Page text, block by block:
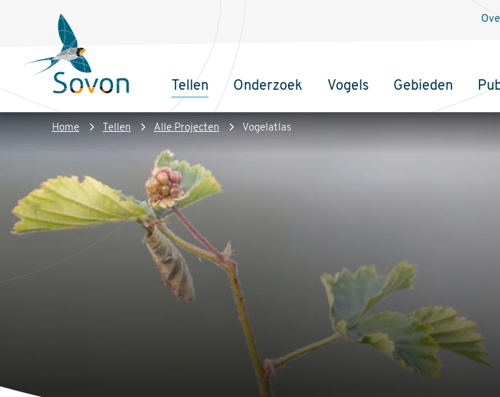
inhoud
Sovon
Homepage
Hoofdnavigatie
Tellen Onderzoek Vogels Gebieden
Kruimelpad
Home Tellen Alle Projecten Vogelatlas